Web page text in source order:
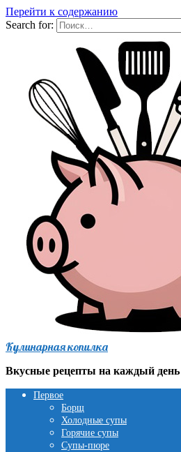
Перейти к содержанию
Search for:
Кулинарная копилка
Вкусные рецепты на каждый день
Первое
Борщ
Холодные супы
Горячие супы
Супы-пюре